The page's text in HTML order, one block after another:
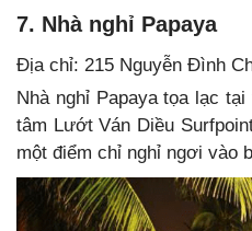
7. Nhà nghỉ Papaya
Địa chỉ: 215 Nguyễn Đình
Nhà nghỉ Papaya tọa lạc
tâm Lướt Ván Diều
một điểm chỉ nghỉ ngơi vào